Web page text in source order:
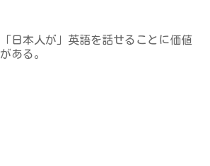
「日本人が」英語を話せることに価値
がある。